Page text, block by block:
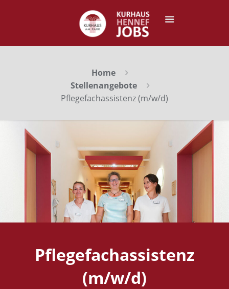
Home
Stellenangebote
Pflegefachassistenz (m/w/d)
Pflegefachassistenz
(m/w/d)